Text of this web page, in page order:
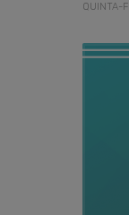
QUINTA-